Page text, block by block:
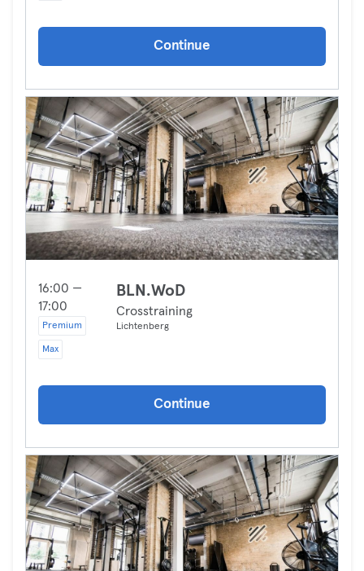
Continue
16:00 —
17:00
Premium
Max
BLN.WoD
Crosstraining
Lichtenberg
Continue